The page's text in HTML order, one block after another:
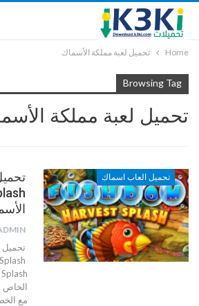
Home تحميل لعبة مملكة الأسماك
Browsing Tag
تحميل لعبة مملكة
تحميل العاب اسماك
الخاص
مع